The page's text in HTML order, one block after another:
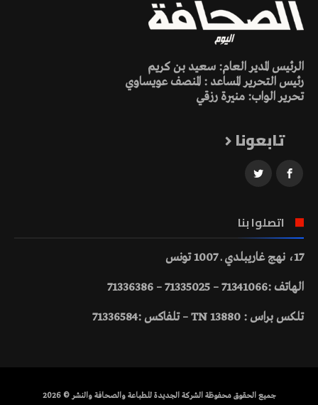
الرئيس المدير العام: سعيد بن كريم
رئيس التحرير المساعد : المنصف عويساوي
تحرير الواب: منيرة رزقي
تابعونا
اتصلوا بنا
17، نهج غاريبلدي ـ 1007 تونس
الهاتف :71341066 – 71335025 – 71336386
تلكس براس : 13880 TN – تلفاكس :71336584
جميع الحقوق محفوظة الشركة الجديدة للطباعة والصحافة والنشر © 2026